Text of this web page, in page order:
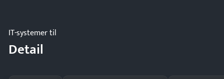
IT-systemer til
Detail